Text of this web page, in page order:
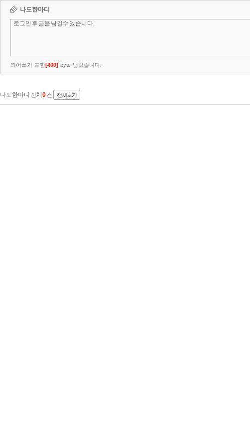
나도한마디
띄어쓰기 포함[400] byte 남았습니다.
나도한마디 전체 0건 전체보기